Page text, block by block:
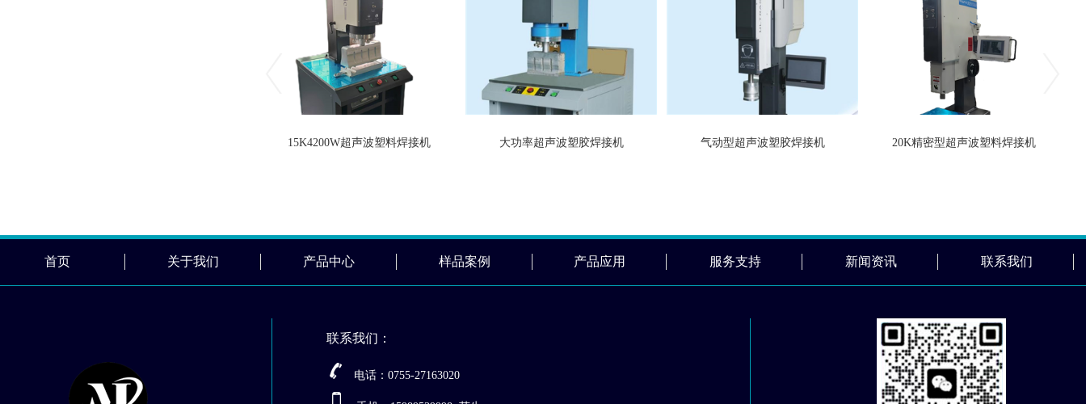
15K4200W超声波塑料焊接机 大功率超声波塑胶焊接机 气动型超声波塑胶焊接机 20K精密型超声波塑料焊接机
首页 关于我们 产品中心 样品案例 产品应用 服务支持 新闻资讯 联系我们
联系我们：
电话：0755-27163020